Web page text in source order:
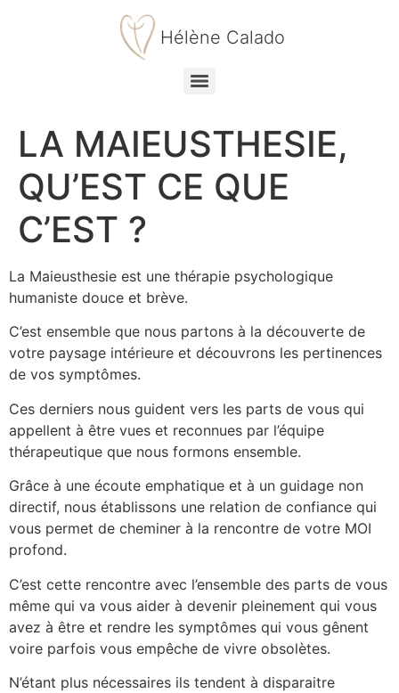
Hélène Calado
LA MAIEUSTHESIE,
QU’EST CE QUE
C’EST ?
La Maieusthesie est une thérapie psychologique
humaniste douce et brève.
C’est ensemble que nous partons à la découverte de
votre paysage intérieure et découvrons les pertinences
de vos symptômes.
Ces derniers nous guident vers les parts de vous qui
appellent à être vues et reconnues par l’équipe
thérapeutique que nous formons ensemble.
Grâce à une écoute emphatique et à un guidage non
directif, nous établissons une relation de confiance qui
vous permet de cheminer à la rencontre de votre MOI
profond.
C’est cette rencontre avec l’ensemble des parts de vous
même qui va vous aider à devenir pleinement qui vous
avez à être et rendre les symptômes qui vous gênent
voire parfois vous empêche de vivre obsolètes.
N’étant plus nécessaires ils tendent à disparaitre